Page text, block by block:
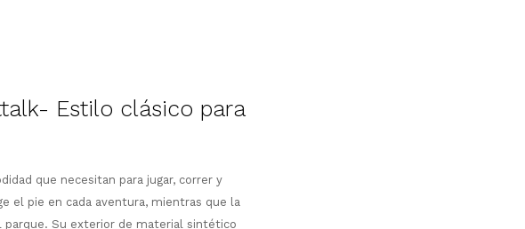
Estilo clásico para
que necesitan para jugar, correr y
el pie en cada aventura, mientras que la
parque. Su exterior de material sintético
de